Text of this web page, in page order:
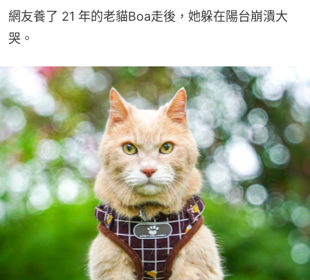
網友養了 21 年的老貓Boa走後，她躲在陽台崩潰大
哭。